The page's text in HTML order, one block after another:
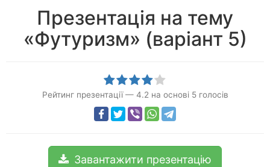
Презентація на тему
«Футуризм» (варіант 5)
Рейтинг презентації — 4.2 на основі 5голосів
Завантажити презентацію